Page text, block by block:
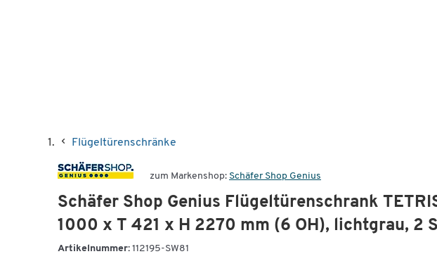
Flügeltürenschränke
zum Markenshop: Schäfer Shop Genius
Schäfer Shop Genius Flügeltürenschrank
1000 x T 421 x H 2270 mm (6 OH), lichtgrau, 2
Artikelnummer: 112195-SW81